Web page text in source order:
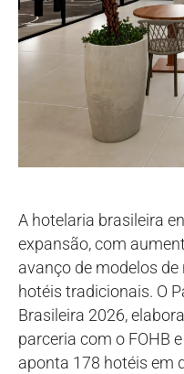
A hotelaria brasileira
expansão, com
avanço de modelos
hotéis tradicionais. O
Brasileira 2026,
parceria com o FOHB
aponta 178 hotéis em